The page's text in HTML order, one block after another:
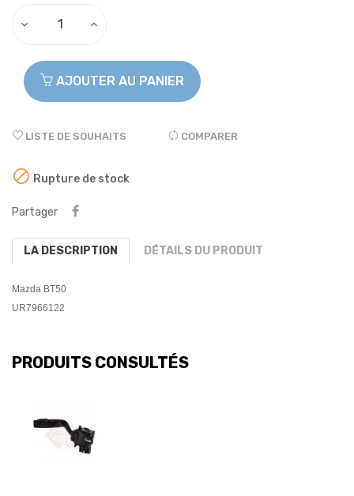
AJOUTER AU PANIER
LISTE DE SOUHAITS COMPARER
 Rupture de stock
Partager
LA DESCRIPTION DÉTAILS DU PRODUIT
Mazda BT50
UR7966122
PRODUITS CONSULTÉS